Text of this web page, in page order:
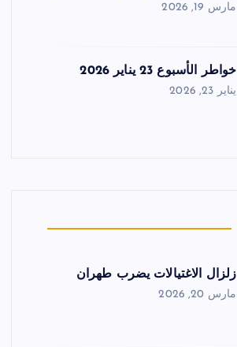
مارس 19, 2026
خواطر الأسبوع 23 يناير 2026
يناير 23, 2026
زلزال الاغتيالات يضرب طهران
مارس 20, 2026